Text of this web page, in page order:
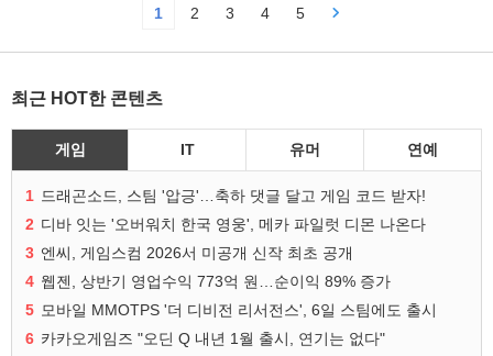
1 2 3 4 5
최근 HOT한 콘텐츠
게임 IT 유머 연예
1 드래곤소드, 스팀 '압긍'…축하 댓글 달고 게임 코드 받자!
2 디바 잇는 '오버워치 한국 영웅', 메카 파일럿 디몬 나온다
3 엔씨, 게임스컴 2026서 미공개 신작 최초 공개
4 웹젠, 상반기 영업수익 773억 원…순이익 89% 증가
5 모바일 MMOTPS '더 디비전 리서전스', 6일 스팀에도 출시
6 카카오게임즈 "오딘 Q 내년 1월 출시, 연기는 없다"